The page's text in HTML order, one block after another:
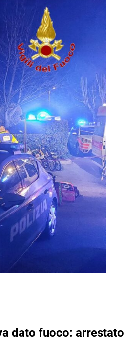
dato fuoco: arrestato